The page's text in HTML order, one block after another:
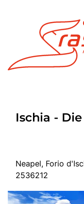
Highlights
Start
Ischia -
Neapel, Forio
2536212